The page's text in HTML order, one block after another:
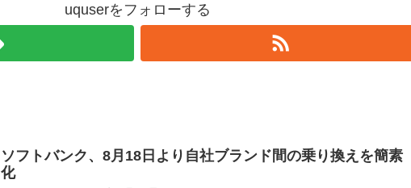
uquserをフォローする
ソフトバンク、8月18日より自社ブランド間の乗り換えを簡素
化